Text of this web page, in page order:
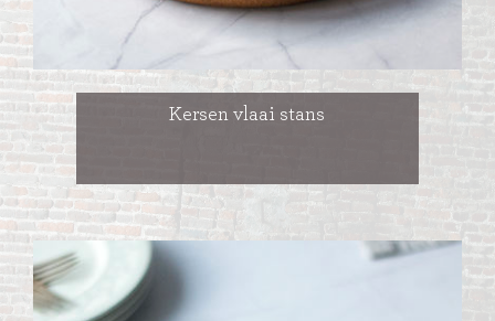
Kersen vlaai stans